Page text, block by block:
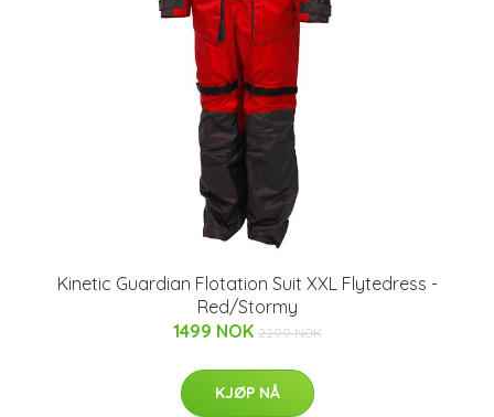
Kinetic Guardian Flotation Suit XXL Flytedress -
Red/Stormy
1499 NOK 2299 NOK
KJØP NÅ